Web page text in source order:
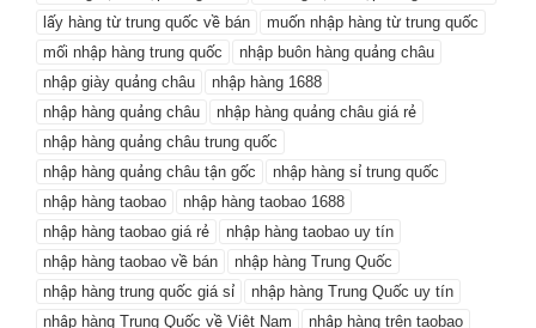
lấy hàng từ trung quốc về bán
muốn nhập hàng từ trung quốc
mối nhập hàng trung quốc
nhập buôn hàng quảng châu
nhập giày quảng châu
nhập hàng 1688
nhập hàng quảng châu
nhập hàng quảng châu giá rẻ
nhập hàng quảng châu trung quốc
nhập hàng quảng châu tận gốc
nhập hàng sỉ trung quốc
nhập hàng taobao
nhập hàng taobao 1688
nhập hàng taobao giá rẻ
nhập hàng taobao uy tín
nhập hàng taobao về bán
nhập hàng Trung Quốc
nhập hàng trung quốc giá sỉ
nhập hàng Trung Quốc uy tín
nhập hàng Trung Quốc về Việt Nam
nhập hàng trên taobao